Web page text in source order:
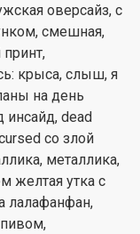
оверсайз, с
смешная,
крыса, слыш, я
на день
инсайд, dead
со злой
металлика,
желтая утка с
лалафанфан,